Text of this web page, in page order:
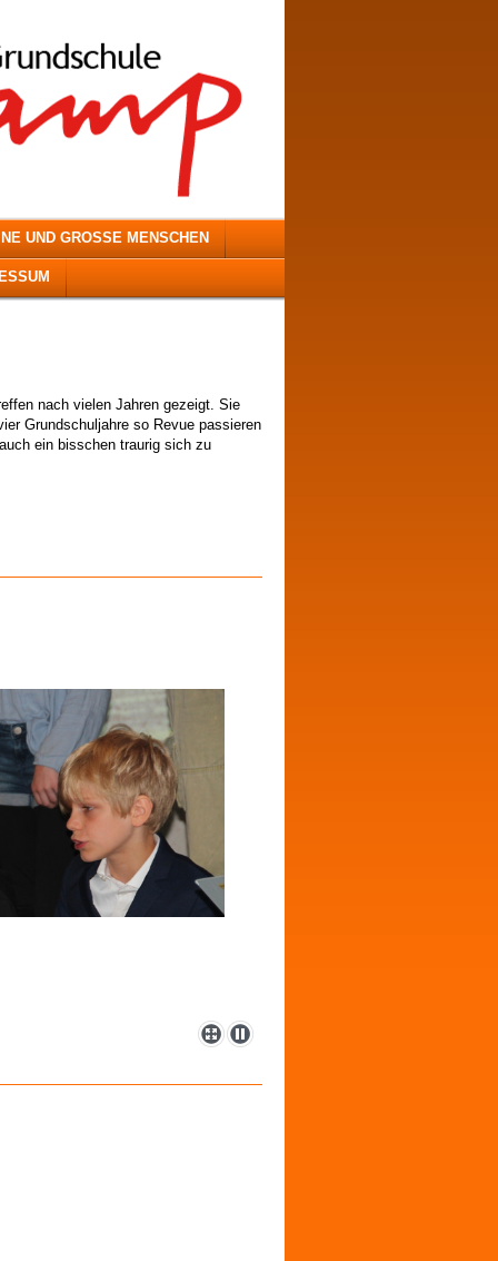
UND GROSSE MENSCHEN
nach vielen Jahren gezeigt. Sie
Grundschuljahre so Revue passieren
ein bisschen traurig sich zu